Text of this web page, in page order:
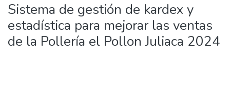
Sistema de gestión de kardex y
estadística para mejorar las ventas
de la Pollería el Pollon Juliaca 2024